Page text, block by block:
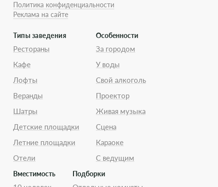
Политика конфиденциальности
Реклама на сайте
Типы заведения
Рестораны
Кафе
Лофты
Веранды
Шатры
Детские площадки
Летние площадки
Отели
Особенности
За городом
У воды
Свой алкоголь
Проектор
Живая музыка
Сцена
Караоке
С ведущим
Вместимость Подборки